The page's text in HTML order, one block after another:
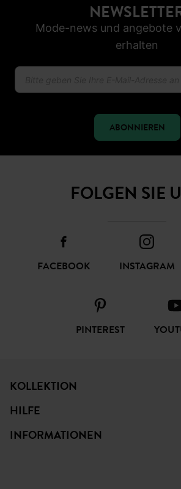
Mode-news und angebote
erhalten
ABONNIEREN
FOLGEN SIE
FACEBOOK INSTAGRAM
PINTEREST
KOLLEKTION
HILFE
INFORMATIONEN